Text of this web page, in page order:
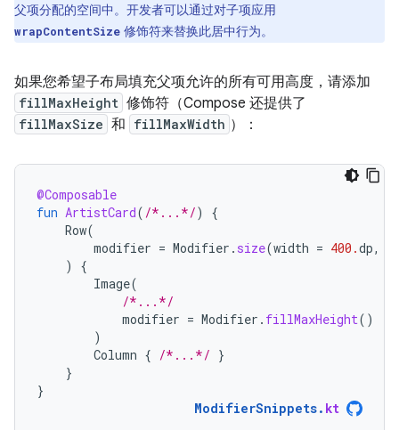
父项分配的空间中。开发者可以通过对子项应用
wrapContentSize 修饰符来替换此居中行为。
如果您希望子布局填充父项允许的所有可用高度，请添加
fillMaxHeight 修饰符（Compose 还提供了
fillMaxSize 和 fillMaxWidth ）：
@Composable
fun ArtistCard( /*...*/)
{
Row(
modifier = Modifier . size(width = 400.dp,
)
{
Image(
/*...*/
modifier = Modifier . fillMaxHeight()
)
Column { /*...*/ }
}
}
ModifierSnippets. kt